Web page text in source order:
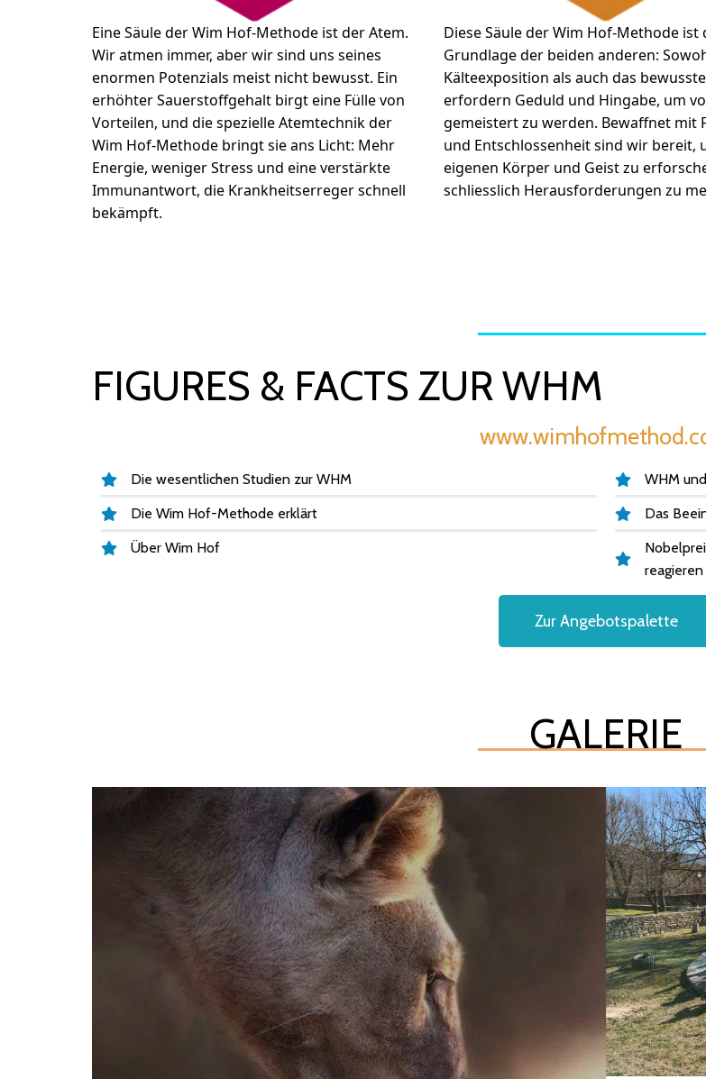
Eine Säule der Wim Hof-Methode ist der Atem.
Wir atmen immer, aber wir sind uns seines
enormen Potenzials meist nicht bewusst. Ein
erhöhter Sauerstoffgehalt birgt eine Fülle von
Vorteilen, und die spezielle Atemtechnik der
Wim Hof-Methode bringt sie ans Licht: Mehr
Energie, weniger Stress und eine verstärkte
Immunantwort, die Krankheitserreger schnell
bekämpft.
Diese Säule der Wim Hof-Methode ist
Grundlage der beiden anderen:
Kälteexposition als auch das
erfordern Geduld und Hingabe, um
gemeistert zu werden. Bewaffnet mit
und Entschlossenheit sind wir bereit,
eigenen Körper und Geist zu
schliesslich Herausforderungen zu
FIGURES & FACTS ZUR WHM
Die wesentlichen Studien zur WHM
Die Wim Hof-Methode erklärt
Über Wim Hof
WHM
Das
reagieren
Zur Angebotspalette
GALERIE